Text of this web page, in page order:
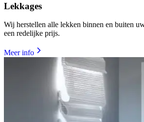
Lekkages
Wij herstellen alle lekken binnen en buiten
een redelijke prijs.
Meer info